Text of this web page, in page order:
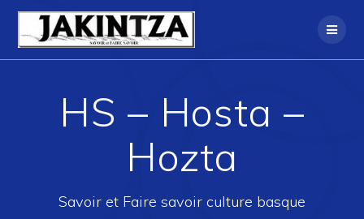
Skip
to
content
HS – Hosta –
Hozta
Savoir et Faire savoir culture basque